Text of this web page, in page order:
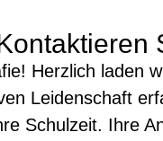
Herzlich laden
Leidenschaft
Schulzeit. Ihre